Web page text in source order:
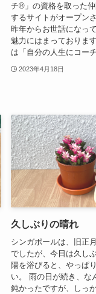
チ®︎」の資格を取った
するサイトがオープン
昨年からお世話になっ
魅力にはまっておりま
は「自分の人生にコー
2023年4月18日
久しぶりの晴れ
シンガポールは、旧正
でしたが、今日は久し
陽を浴びると、やっぱ
い。 雨の日が続き、な
鈍かったですが、しっ